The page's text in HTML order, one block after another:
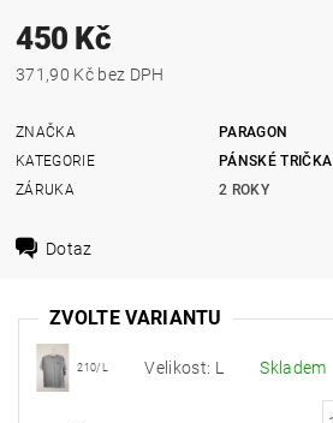
450 Kč
371,90 Kč bez DPH
ZNAČKA
PARAGON
KATEGORIE
PÁNSKÉ TRIČKA
ZÁRUKA
2 ROKY
Dotaz
ZVOLTE VARIANTU
210/L Velikost: L Skladem